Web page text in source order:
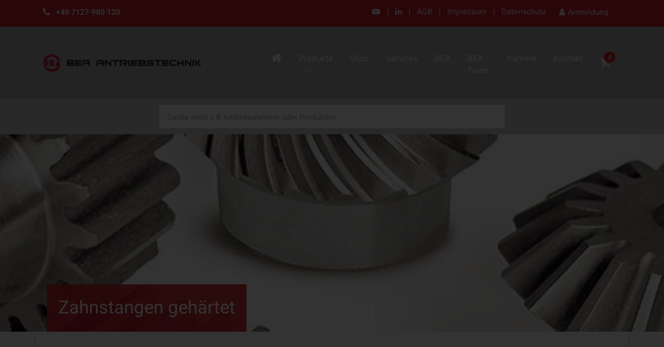
+49 7127-980 120 | | AGB | Impressum | Datenschutz Anmeldung
0
Zahnstangen gehärtet